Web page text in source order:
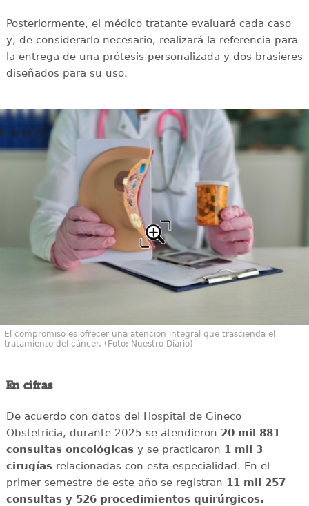
Posteriormente, el médico tratante evaluará cada caso
y, de considerarlo necesario, realizará la referencia para
la entrega de una prótesis personalizada y dos brasieres
diseñados para su uso.
El compromiso es ofrecer una atención integral que trascienda el
tratamiento del cáncer. (Foto: Nuestro Diario)
En cifras
De acuerdo con datos del Hospital de Gineco
Obstetricia, durante 2025 se atendieron 20 mil 881
consultas oncológicasy se practicaron 1 mil 3
cirugíasrelacionadas con esta especialidad. En el
primer semestre de este año se registran 11 mil 257
consultas y 526 procedimientos quirúrgicos.